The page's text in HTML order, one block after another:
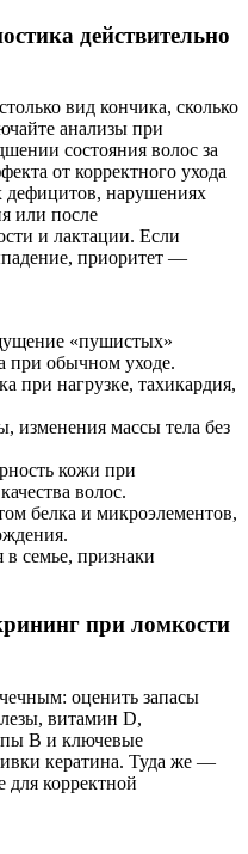
действительно
вид кончика, сколько
анализы при
состояния волос за
от корректного ухода
дефицитов, нарушениях
или после
и лактации. Если
приоритет —
«пушистых»
при обычном уходе.
при нагрузке, тахикардия,
изменения массы тела без
кожи при
волос.
белка и микроэлементов,
семье, признаки
при ломкости
оценить запасы
витамин D,
B и ключевые
кератина. Туда же —
для корректной